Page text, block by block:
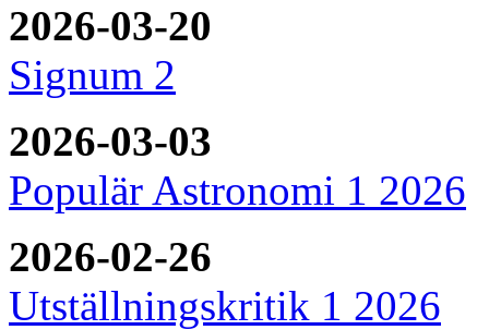
2026-03-20
Signum 2
2026-03-03
Populär Astronomi 1 2026
2026-02-26
Utställningskritik 1 2026